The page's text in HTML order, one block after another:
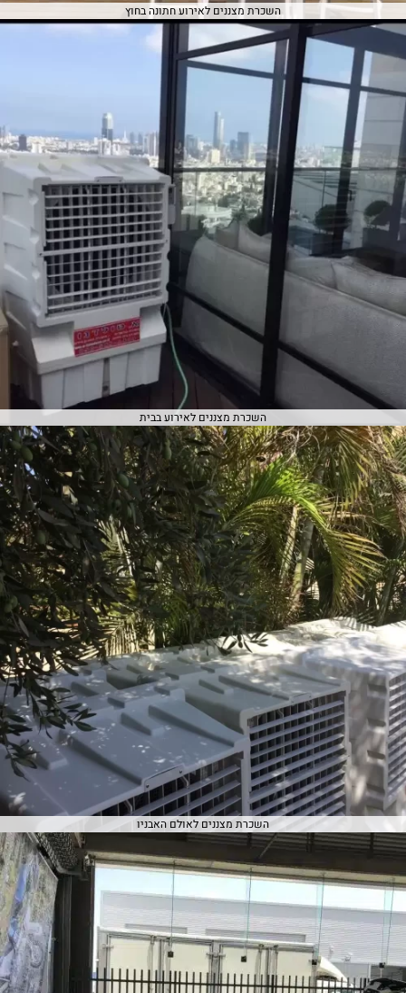
השכרת מצננים לאירוע חתונה בחוץ
השכרת מצננים לאירוע בבית
השכרת מצננים לאולם האבניו